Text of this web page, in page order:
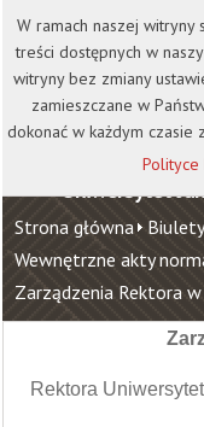
Wirtualna Uczelnia
Uniwersytet
Strona główna
Wewnętrzne akty
Zarządzenia Rektora
Rektora
W ramach naszej witryny
treści dostępnych w
witryny bez zmiany
zamieszczane w
dokonać w każdym czasie
Polityce